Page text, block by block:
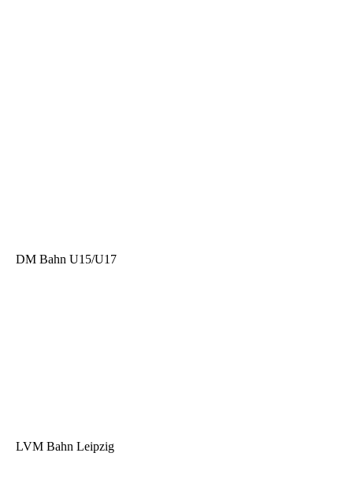
DM Bahn U15/U17
LVM Bahn Leipzig